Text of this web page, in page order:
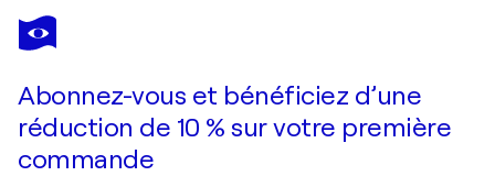
AKIRA MURATA
Le Jardin Secret
Abonnez-vous et bénéficiez d’une
réduction de 10 % sur votre première
commande